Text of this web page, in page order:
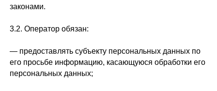
законами.
3.2. Оператор обязан:
— предоставлять субъекту персональных данных по
его просьбе информацию, касающуюся обработки его
персональных данных;